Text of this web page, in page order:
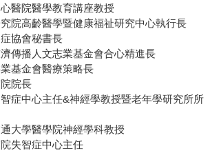
醫院醫學教育講座教授
院高齡醫學暨健康福祉研究中心執行長
協會秘書長
傳播人文志業基金會合心精進長
基金會醫療策略長
院長
症中心主任&神經學教授暨老年學研究所所
大學醫學院神經學科教授
失智症中心主任